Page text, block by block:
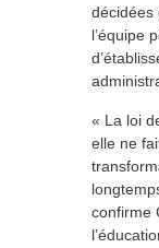
décidées
l’équipe
« La loi
elle ne
confirme